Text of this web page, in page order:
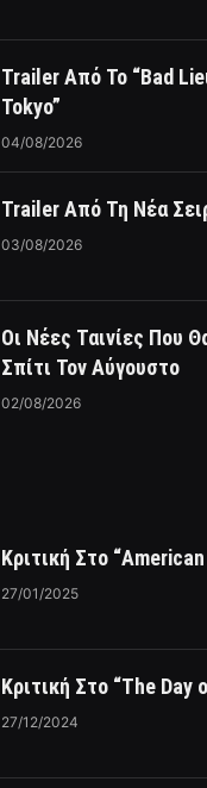
Trailer Από Το “Bad
Tokyo”
04/08/2026
Trailer Από Τη Νέα
03/08/2026
Οι Νέες Ταινίες Που
Σπίτι Τον Αύγουστο
02/08/2026
Κριτική Στο
27/01/2025
Κριτική Στο “The
27/12/2024